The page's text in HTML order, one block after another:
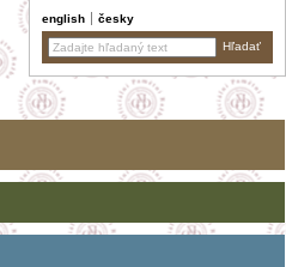
english česky